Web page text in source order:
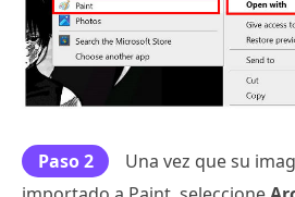
Paso 2
Una vez que su